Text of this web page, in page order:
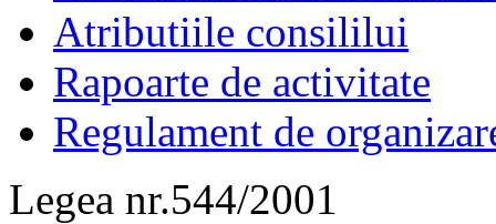
Atributiile consililui
Rapoarte de activitate
Regulament de
Legea nr.544/2001